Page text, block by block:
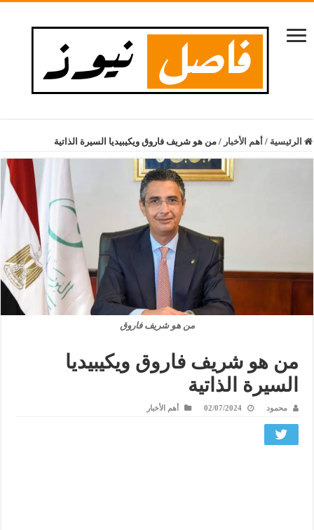
الرئيسية / أهم الأخبار / من هو شريف فاروق ويكيبيديا السيرة الذاتية
من هو شريف فاروق
من هو شريف فاروق ويكيبيديا
السيرة الذاتية
محمود 02/07/2024 أهم الأخبار